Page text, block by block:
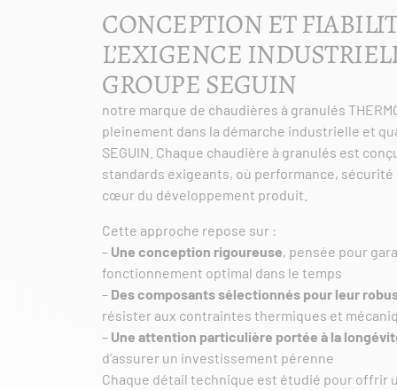
CONCEPTION ET
L’EXIGENCE
GROUPE SEGUIN
notre marque de chaudières à granulés
pleinement dans la démarche industrielle et
SEGUIN. Chaque chaudière à granulés est
standards exigeants, où performance,
cœur du développement produit.
Cette approche repose sur :
– Une conception rigoureuse, pensée pour
fonctionnement optimal dans le temps
– Des composants sélectionnés pour leur
résister aux contraintes thermiques et
– Une attention particulière portée à la
d’assurer un investissement pérenne
Chaque détail technique est étudié pour offrir